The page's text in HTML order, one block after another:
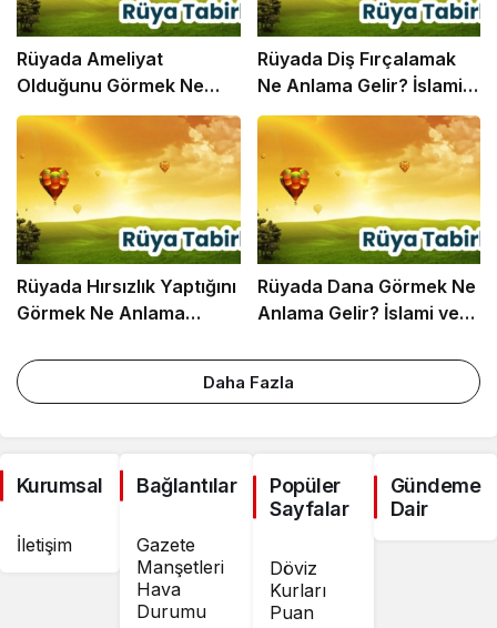
Rüyada Ameliyat
Olduğunu Görmek Ne
Anlama Gelir? İslami ve
Psikolojik Rüya Tabiri
Rüyada Diş Fırçalamak
Ne Anlama Gelir? İslami
ve Psikolojik Rüya Tabiri
Rüyada Hırsızlık Yaptığını
Görmek Ne Anlama
Rüya Tabiri
Rüyada Dana Görmek Ne
Anlama Gelir? İslami ve
Daha Fazla
Kurumsal
İletişim
Bağlantılar
Gazete
Manşetleri
Hava
Durumu
Popüler
Sayfalar
Döviz
Kurları
Puan
Gündeme
Dair